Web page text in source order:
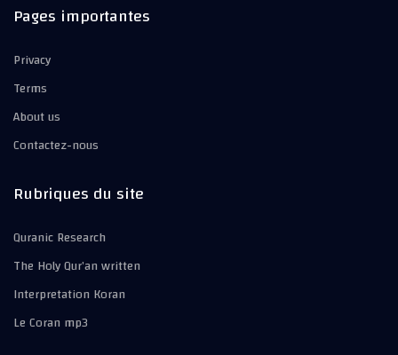
Pages importantes
Privacy
Terms
About us
Contactez-nous
Rubriques du site
Quranic Research
The Holy Qur’an written
Interpretation Koran
Le Coran mp3